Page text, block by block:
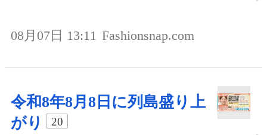
08月07日 13:11 Fashionsnap.com
令和8年8月8日に列島盛り上
がり
20